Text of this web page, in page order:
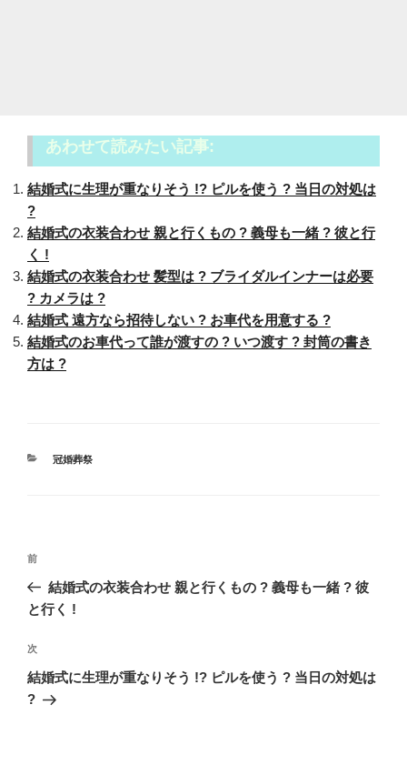
あわせて読みたい記事:
結婚式に生理が重なりそう !? ピルを使う ? 当日の対処は
?
結婚式の衣装合わせ 親と行くもの ? 義母も一緒 ? 彼と行
く !
結婚式の衣装合わせ 髪型は ? ブライダルインナーは必要
? カメラは ?
結婚式 遠方なら招待しない ? お車代を用意する ?
結婚式のお車代って誰が渡すの ? いつ渡す ? 封筒の書き
方は ?
カ
冠婚葬祭
投
ナ
ゲ
ー
シ
過
去
の
稿
前
結婚式の衣装合わせ 親と行くもの ? 義母も一緒 ? 彼
と行く !
次
の
投
次
結婚式に生理が重なりそう !? ピルを使う ? 当日の対処は
?